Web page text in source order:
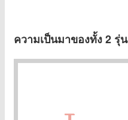
ความเป็นมาของทั้ง 2 รุ่น